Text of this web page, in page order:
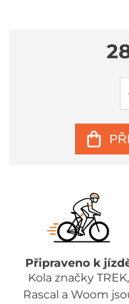
Připraveno k
Kola značky TREK,
Rascal a Woom